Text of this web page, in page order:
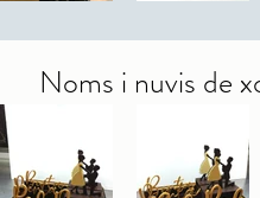
Noms i nuvis de